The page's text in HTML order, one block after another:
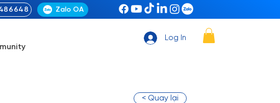
Zalo OA
Log In
< Quay lại